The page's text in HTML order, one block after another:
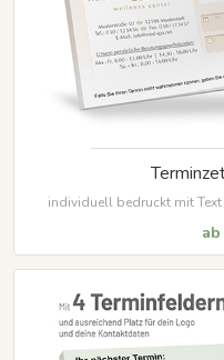
individuell bedruckt mit